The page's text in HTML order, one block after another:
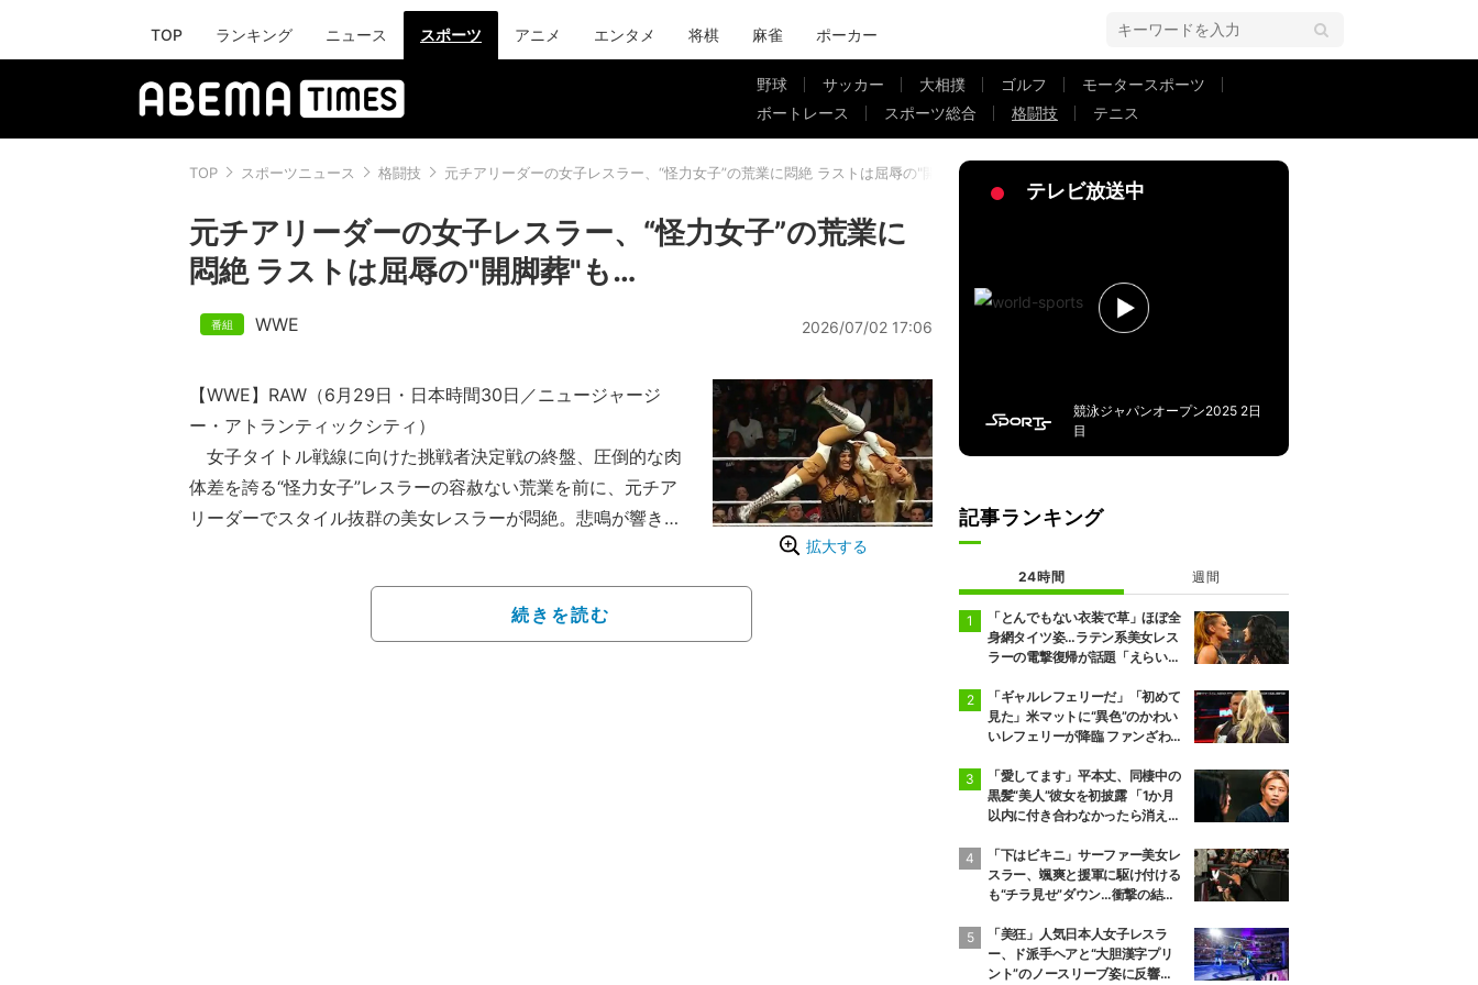
TOP ランキング ニュース スポーツ アニメ エンタメ 将棋 麻雀 ポーカー
野球 サッカー 大相撲 ゴルフ
モータースポーツ
ボートレース
スポーツ総合 格闘技 テニス
TOP スポーツニュース 格闘技 元チアリーダーの女子レスラー、“怪力女子”の荒業に悶絶 ラストは屈辱の"開脚葬"も…
元チアリーダーの女子レスラー、“怪力女子”の荒業に
悶絶 ラストは屈辱の"開脚葬"も…
WWE 2026/07/02 17:06
拡大する
【WWE】RAW（6月29日・日本時間30日／ニュージャージ
ー・アトランティックシティ）
女子タイトル戦線に向けた挑戦者決定戦の終盤、圧倒的な肉
体差を誇る“怪力女子”レスラーの容赦ない荒業を前に、元チア
リーダーでスタイル抜群の美女レスラーが悶絶。悲鳴が響き渡
勢いに乗るソル・ルカが保持する女子インターコンチネンタ
ル王座への挑戦権をかけ、ラケル・ロドリゲスとマキシン・デ
続きを読む
テレビ放送中
競泳ジャパンオープン2025 2日
目
記事ランキング
24時間 週間
「とんでもない衣装で草」ほぼ全
身網タイツ姿…ラテン系美女レス
ラーの電撃復帰が話題「えらいセ
「ギャルレフェリーだ」「初めて
見た」米マットに“異色”のかわい
いレフェリーが降臨 ファンざわめ
「愛してます」平本丈、同棲中の
黒髪“美人”彼女を初披露 「1か月
以内に付き合わなかったら消え
「下はビキニ」サーファー美女レ
スラー、颯爽と援軍に駆け付ける
も“チラ見せ”ダウン…衝撃の結末
「美狂」人気日本人女子レスラ
ー、ド派手ヘアと“大胆漢字プリ
ント”のノースリーブ姿に反響